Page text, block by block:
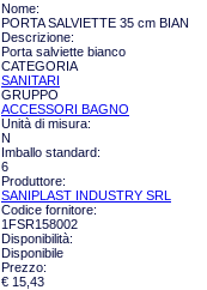
Nome:
PORTA SALVIETTE 35 cm BIAN
Descrizione:
Porta salviette bianco
CATEGORIA
SANITARI
GRUPPO
ACCESSORI BAGNO
Unità di misura:
N
Imballo standard:
6
Produttore:
SANIPLAST INDUSTRY SRL
Codice fornitore:
1FSR158002
Disponibilità:
Disponibile
Prezzo:
€ 15,43